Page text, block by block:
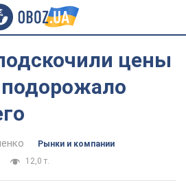
цены
подорожало
Рынки и компании
12,0 т.